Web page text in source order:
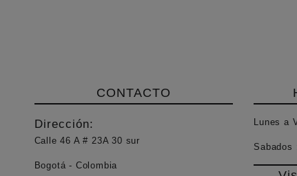
CONTACTO
Dirección:
Calle 46 A # 23A 30 sur
Bogotá - Colombia
Lunes a